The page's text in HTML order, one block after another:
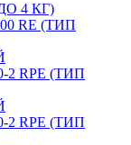
4 КГ)
RE (ТИП
2 RPE (ТИП
2 RPE (ТИП